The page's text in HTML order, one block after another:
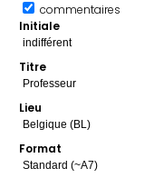
commentaires
Initiale
Titre
Lieu
Format